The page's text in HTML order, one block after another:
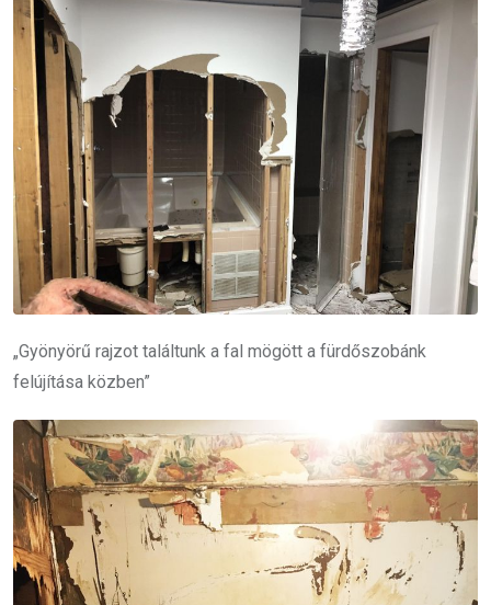
„Gyönyörű rajzot találtunk a fal mögött a fürdőszobánk
felújítása közben”